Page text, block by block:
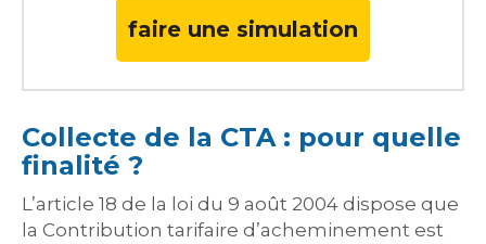
faire une simulation
Collecte de la CTA : pour quelle
finalité ?
L’article 18 de la loi du 9 août 2004 dispose que
la Contribution tarifaire d’acheminement est